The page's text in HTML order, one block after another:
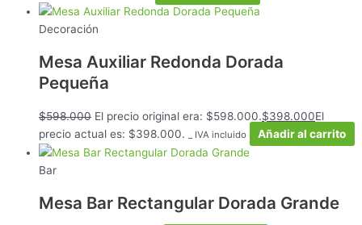
Decoración
Mesa Auxiliar Redonda Dorada
Pequeña
$598.000 El precio original era: $598.000.$398.000El
precio actual es: $398.000.
_ IVA incluido Añadir al carrito
Bar
Mesa Bar Rectangular Dorada Grande